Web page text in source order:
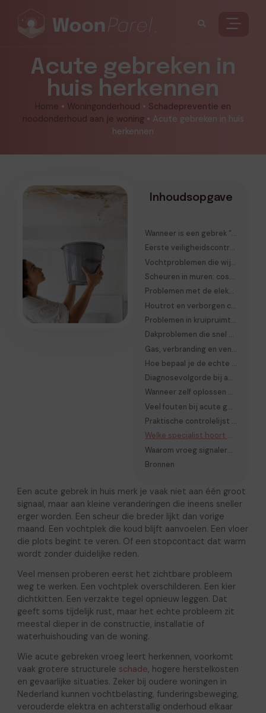
Acute gebreken in
huis herkennen
Home • Woningonderhoud • Schadepreventie en
noodonderhoud aan je woning • Acute gebreken in huis
herkennen
Inhoudsopgave
Wanneer is een gebrek “acuut”?
Eerste veiligheidscontrole voordat je gaat onderzoeken
Vochtproblemen die wijzen op acute schade
Scheuren in muren: cosmetisch of structureel?
Problemen met de elektrische installatie herkennen
Houtrot en verborgen constructieschade
Problemen in kruipruimte en fundering
Dakproblemen die snel escaleren
Gas, verbranding en ventilatieproblemen
Hoe bepaal je de echte oorzaak?
Diagnosevolgorde bij acute gebreken
Wanneer zelf oplossen nog verantwoord is
Veel fouten bij acute gebreken
Praktische controlelijst voor huiseigenaren
Welke specialist hoort bij welk probleem?
Waarom vroeg signaleren zoveel verschil maakt
Bronnen
Een acute gebrek in huis merk je vaak niet aan één groot
signaal, maar aan kleine veranderingen die ineens sneller
erger worden. Een scheur die breder lijkt dan vorige
maand. Een vochtplek die koud blijft aanvoelen. Een vloer
die plots begint te veren. Of een stopcontact dat warm
wordt zonder duidelijke reden.
Veel mensen proberen eerst het zichtbare probleem
weg te werken. Een vochtplek overschilderen. Een kier
dichtkitten. Een verzakte tegel opnieuw leggen. Dat
geeft soms tijdelijk rust, maar het echte probleem zit
meestal dieper in de constructie, installatie of
waterhuishouding van de woning.
Wie acute gebreken vroeg leert herkennen, voorkomt
vaak grotere structurele schade, hogere herstelkosten
en gevaarlijke situaties. Zeker bij oudere woningen in
Nederland kunnen vochtbelasting, funderingsbeweging,
verouderde elektra en achterstallig onderhoud elkaar